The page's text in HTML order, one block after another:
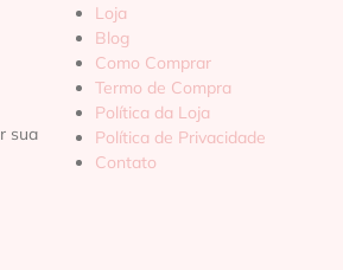
sua
Loja
Blog
Como Comprar
Termo de Compra
Política da Loja
Política de Privacidade
Contato